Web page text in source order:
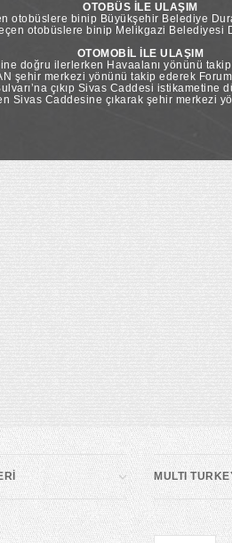
OTOBÜS İLE ULAŞIM
otobüslere binip Büyükşehir Belediye
otobüslere binip Melikgazi Belediyesi
OTOMOBİL İLE ULAŞIM
doğru ilerlerken Havaalanı yönünü
şehir merkezi yönünü takip ederek
çıkıp Sivas Caddesi
Sivas Caddesine çıkarak şehir merkezi
MULTI